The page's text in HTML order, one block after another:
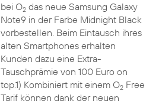
bei O2das neue Samsung Galaxy
Note9 in der Farbe Midnight Black
vorbestellen. Beim Eintausch ihres
alten Smartphones erhalten
Kunden dazu eine Extra-
Tauschprämie von 100 Euro on
top.1) Kombiniert mit einem O2Free
Tarif können dank der neuen